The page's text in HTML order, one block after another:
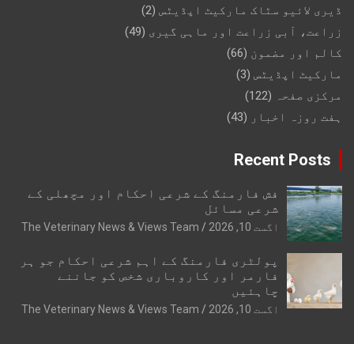
ڈیری لائیو سٹاک مارکیٹ اپڈیٹس (2)
زراعت، آبی زراعت اور ماہی گیری (49)
کالم اور مضمون (66)
مارکیٹ اپڈیٹس (3)
مرکزی صفحہ (122)
ہفت روزہ اخبار (43)
Recent Posts
فش فارمنگ کے شرعی احکام اور مچھلی کے
شرعی مسائل
اگست 10, 2026 The Veterinary News & Views Team
پولٹری فارمنگ کے اہم شرعی احکام جو ہر
فارمر اور کاروباری شخص کو جاننے
چاہئیں
اگست 10, 2026 The Veterinary News & Views Team